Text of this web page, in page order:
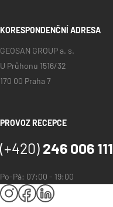
KORESPONDENČNÍ ADRESA
GEOSAN GROUP a. s.
U Průhonu 1516/32
170 00 Praha 7
PROVOZ RECEPCE
(+420) 246 006 111
Po-Pá: 07:00 - 19:00